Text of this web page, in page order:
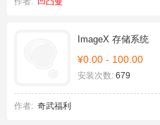
ImageX 存储系统
¥0.00 - 100.00
安装次数: 679
作者: 奇武福利